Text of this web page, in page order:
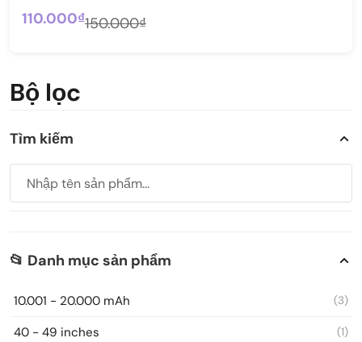
110.000₫150.000₫
Bộ lọc
Tìm kiếm
📂 Danh mục sản phẩm
10.001 - 20.000 mAh (3)
40 - 49 inches (1)